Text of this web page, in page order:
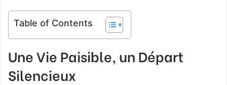
Table of Contents
Une Vie Paisible, un Départ
Silencieux